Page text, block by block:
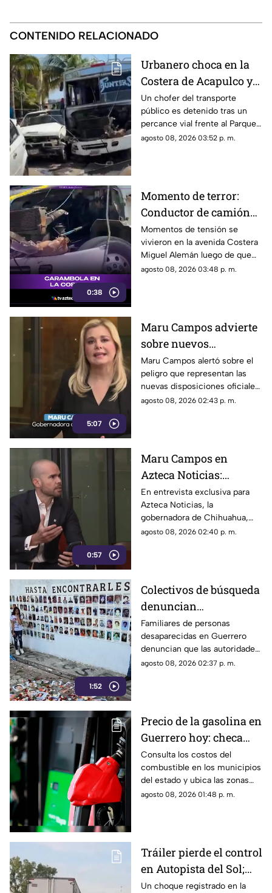
CONTENIDO RELACIONADO
Urbanero choca en la
Costera de Acapulco y
ocasiona severos
daños
Un chofer del transporte
público es detenido tras un
percance vial frente al Parque
de la Reina.
agosto 08, 2026 03:52 p. m.
0:38
Momento de terror:
Conductor de camión
urbano pierde el
control y choca contra
autos en plena Costera
Miguel Alemán
Momentos de tensión se
vivieron en la avenida Costera
Miguel Alemán luego de que
un camión urbano se estrellara
agosto 08, 2026 03:48 p. m.
5:07
Maru Campos advierte
sobre nuevos
lineamientos: Alerta
que buscan sancionar a
medios críticos y
limitar la libertad de
Maru Campos alertó sobre el
peligro que representan las
nuevas disposiciones oficiales,
las cuales podrían utilizarse
agosto 08, 2026 02:43 p. m.
0:57
Maru Campos en
Azteca Noticias:
Advierte que nuevos
lineamientos del
Gobierno Federal
amenazan la libertad
En entrevista exclusiva para
Azteca Noticias, la
gobernadora de Chihuahua,
Maru Campos, alzó la voz
expresión.
agosto 08, 2026 02:40 p. m.
1:52
Colectivos de búsqueda
denuncian
restricciones para
ingresar a la sierra de
Chilpancingo
Familiares de personas
desaparecidas en Guerrero
denuncian que las autoridades
les negaron el
difusión.
agosto 08, 2026 02:37 p. m.
Precio de la gasolina en
Guerrero hoy: checa
cuánto cuestan los
litros
Consulta los costos del
combustible en los municipios
del estado y ubica las zonas
con las tarifas más accesibles
agosto 08, 2026 01:48 p. m.
Tráiler pierde el control
en Autopista del Sol;
fallece una persona
Un choque registrado en la